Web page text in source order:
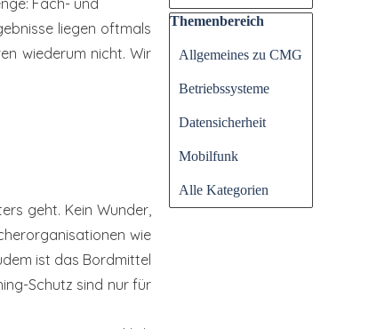
Fach- und
liegen oftmals
wiederum nicht. Wir
geht. Kein Wunder,
wie
ist das Bordmittel
Schutz sind nur für
Block überspringen
Themenbereich
Allgemeines zu CMG
Betriebssysteme
Datensicherheit
Mobilfunk
Alle Kategorien